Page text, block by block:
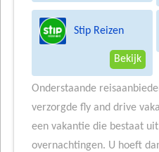
Stip Reizen
Bekijk
Onderstaande
verzorgde fly and drive
een vakantie die bestaat uit
overnachtingen. U hoeft